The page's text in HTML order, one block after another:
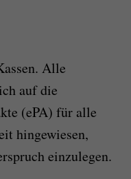
Alle
auf die
(ePA) für alle
hingewiesen,
einzulegen.